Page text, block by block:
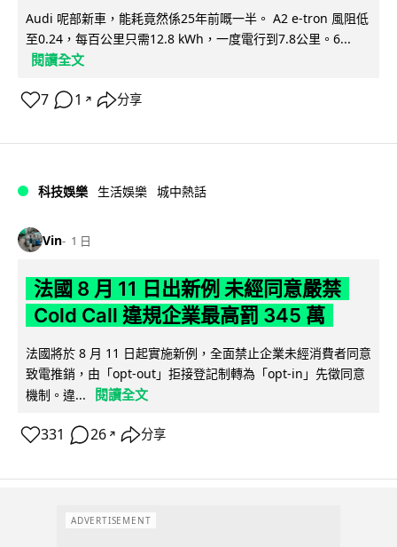
Audi 呢部新車，能耗竟然係25年前嘅一半。 A2 e-tron 風阻低
至0.24，每百公里只需12.8 kWh，一度電行到7.8公里。6...
閱讀全文
7 1 ↗ 分享
科技娛樂 生活娛樂 城中熱話
Vin 1 日
法國 8 月 11 日出新例 未經同意嚴禁
Cold Call 違規企業最高罰 345 萬
法國將於 8 月 11 日起實施新例，全面禁止企業未經消費者同意
致電推銷，由「opt-out」拒接登記制轉為「opt-in」先徵同意
機制。違...
閱讀全文
331 26 ↗ 分享
ADVERTISEMENT